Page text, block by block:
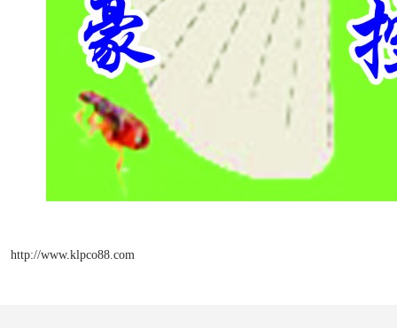
http://www.klpco88.com